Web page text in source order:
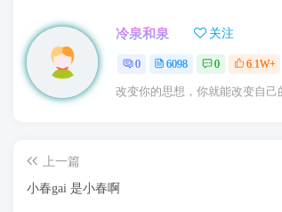
冷泉和泉 关注
0 6098 0 6.1W+
改变你的思想，你就能改变自己
上一篇
小春gai 是小春啊